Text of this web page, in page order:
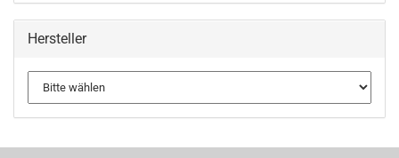
Hersteller